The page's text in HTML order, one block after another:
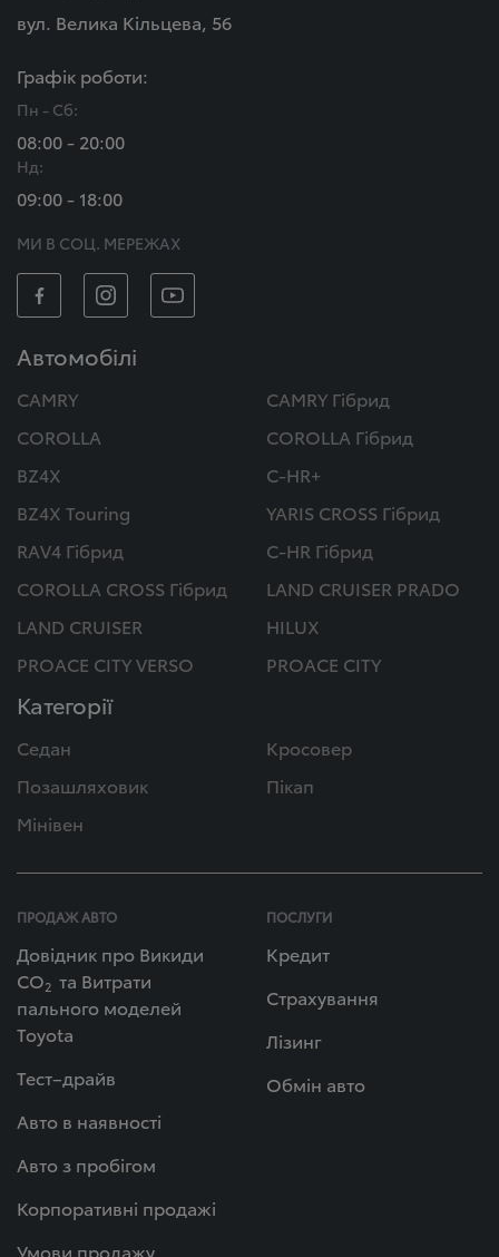
вул. Велика Кільцева, 56
Графік роботи:
Пн - Сб:
08:00 - 20:00
Нд:
09:00 - 18:00
МИ В СОЦ. МЕРЕЖАХ
Автомобілі
CAMRY
CAMRY Гібрид
COROLLA
COROLLA Гібрид
BZ4X
C-HR+
BZ4X Touring
YARIS CROSS Гібрид
RAV4 Гібрид
C-HR Гібрид
COROLLA CROSS Гібрид
LAND CRUISER PRADO
LAND CRUISER
HILUX
PROACE CITY VERSO
PROACE CITY
Категорії
Седан
Кросовер
Позашляховик
Пікап
Мінівен
ПРОДАЖ АВТО
Довідник про Викиди
СО2 та Витрати
пального моделей
Toyota
Тест–драйв
Авто в наявності
Авто з пробігом
Корпоративні продажі
Умови продажу
ПОСЛУГИ
Кредит
Страхування
Лізинг
Обмін авто